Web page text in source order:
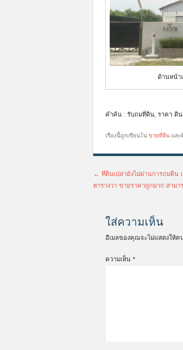
ด้านหน้า
คำค้น : รับถมที่ดิน, ราคา ดิ
เรื่องนี้ถูกเขียนใน ขายที่ดิน และ
เมนูนำทางเรื่อ
← ที่ดินเปล่ายังไม่ผ่านการถมดิน
ตารางวา ขายราคาถูกมาก สามา
ใส่ความเห็น
อีเมลของคุณจะไม่แสดงให้ค
ความเห็น *